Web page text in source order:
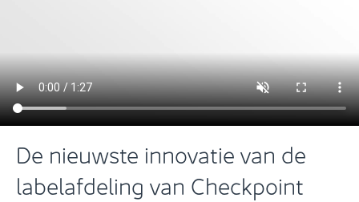
De nieuwste innovatie van de
labelafdeling van Checkpoint